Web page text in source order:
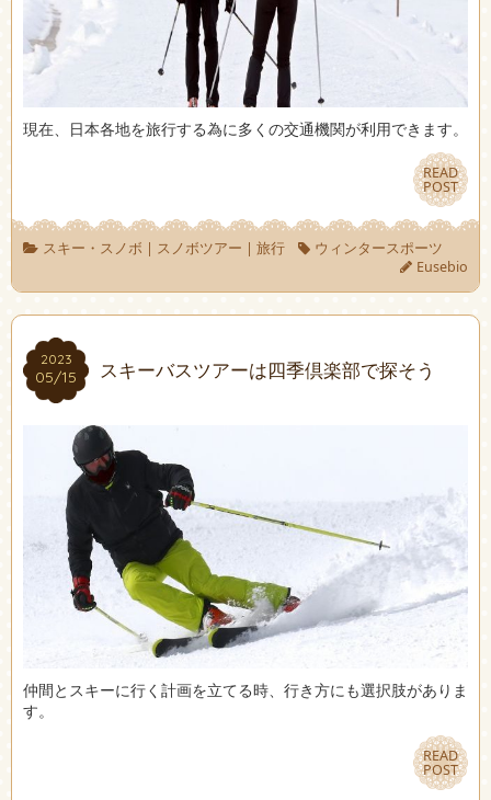
現在、日本各地を旅行する為に多くの交通機関が利用できます。
READ
POST
READ
POST
スキー・スノボ | スノボツアー | 旅行
ウィンタースポーツ
Eusebio
2023
05/15
2023
05/15 スキーバスツアーは四季倶楽部で探そう
仲間とスキーに行く計画を立てる時、行き方にも選択肢がありま
す。
READ
POST
READ
POST